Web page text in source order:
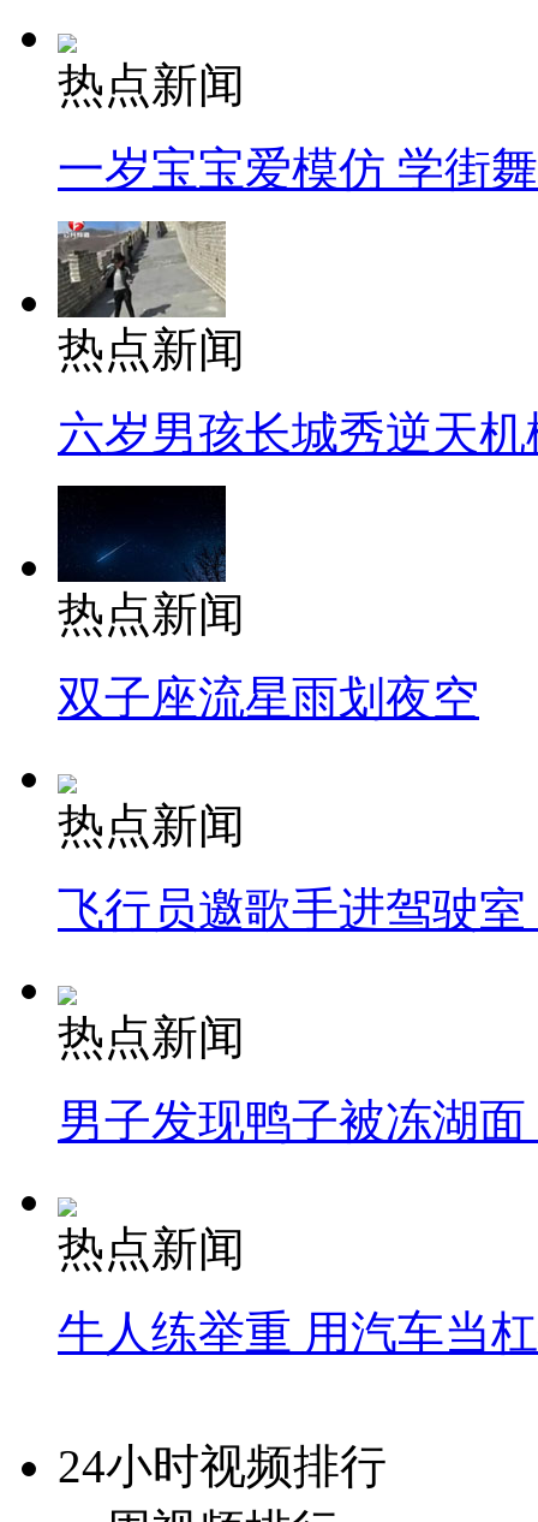
热点新闻
一岁宝宝爱模仿 学街
热点新闻
六岁男孩长城秀逆天机
热点新闻
双子座流星雨划夜空
热点新闻
飞行员邀歌手进驾驶
热点新闻
男子发现鸭子被冻湖
热点新闻
牛人练举重 用汽车当
24小时视频排行